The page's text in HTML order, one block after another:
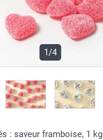
1/4
: saveur framboise, 1 kg